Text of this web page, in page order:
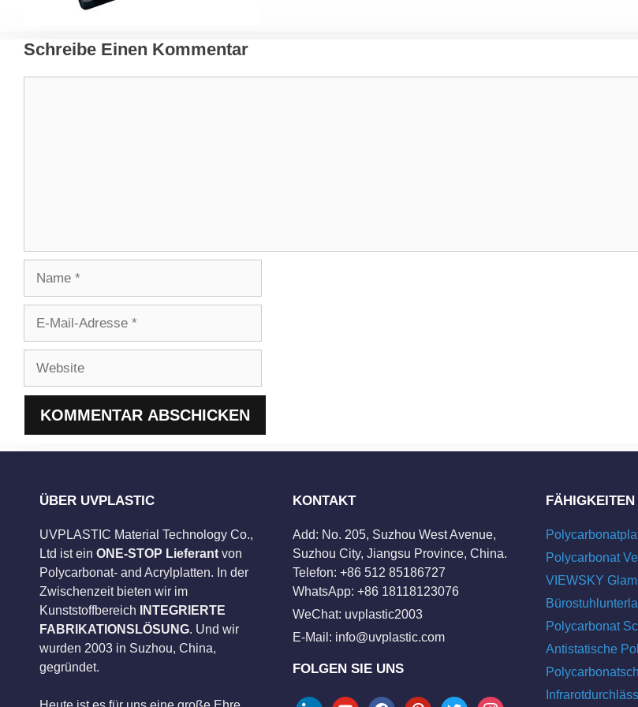
Schreibe Einen Kommentar
Adresse
ÜBER UVPLASTIC
UVPLASTIC Material Technology Co.,
Ltd ist ein ONE-STOP Lieferant von
Polycarbonat- and Acrylplatten. In der
Zwischenzeit bieten wir im
Kunststoffbereich
INTEGRIERTE
FABRIKATIONSLÖSUNG. Und wir
wurden 2003 in Suzhou, China,
gegründet.
KONTAKT
Add: No. 205, Suzhou West Avenue,
Suzhou City, Jiangsu Province, China.
Telefon: +86 512 85186727
WhatsApp: +86 18118123076
WeChat: uvplastic2003
E-Mail: info@uvplastic.com
FOLGEN SIE UNS
FÄHIGKEITEN
Polycarbonat
VIEWSKY
Polycarbonat
Antistatische